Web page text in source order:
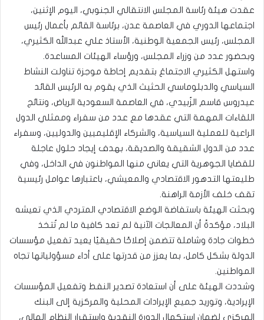
عقدت هيئة رئاسة المجلس الانتقالي الجنوبي، اليوم الإثنين،
اجتماعها الدوري في العاصمة عدن، برئاسة القائم بأعمال رئيس
المجلس، رئيس الجمعية الوطنية، الأستاذ علي عبدالله الكثيري،
وبحضور عدد من وزراء المجلس، ورؤساء الهيئات المساعدة.
واستهل الكثيري الاجتماعَ بتقديم إحاطة موجزة تناولت النشاط
السياسي والدبلوماسي الحثيث الذي يقوم به الرئيس القائد
عيدروس قاسم الزُبيدي، في العاصمة السعودية الرياض، ونتائج
اللقاءات المهمة التي عقدها مع عدد من سفراء وممثلي الدول
الراعية للعملية السياسية، والشركاء الإقليميين والدوليين، وسفراء
عدد من الدول الشقيقة والصديقة، بهدف إيجاد حلول عاجلة
للقضايا الجوهرية التي يعاني منها المواطنون في الداخل، وفي
طليعتها التدهور الاقتصادي والمعيشي، باعتبارها عوامل رئيسية
تقف خلف الأزمة الراهنة.
وبحثت الهيئة باستفاضة الوضع الاقتصادي المتردي الذي تعيشه
البلاد، مؤكدةً أن المعالجات الآنية لم تعد كافية ما لم تُتخذ
خطوات جادة وشاملة تتضمن إصلاحًا حقيقيًا يعيد تفعيل مؤسسات
الدولة بشكل كامل، بما يعزز من قدرتها على أداء مسؤولياتها تجاه
المواطنين.
وشددت الهيئة على أن استعادة تصدير النفط وتفعيل المؤسسات
الإيرادية، وتوريد جميع الإيرادات المحلية والمركزية إلى البنك
المركزي لضمان استكمال الدورة النقدية واستقرار النظام المالي،